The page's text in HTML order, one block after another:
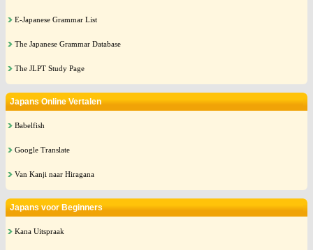
E-Japanese Grammar List
The Japanese Grammar Database
The JLPT Study Page
Japans Online Vertalen
Babelfish
Google Translate
Van Kanji naar Hiragana
Japans voor Beginners
Kana Uitspraak